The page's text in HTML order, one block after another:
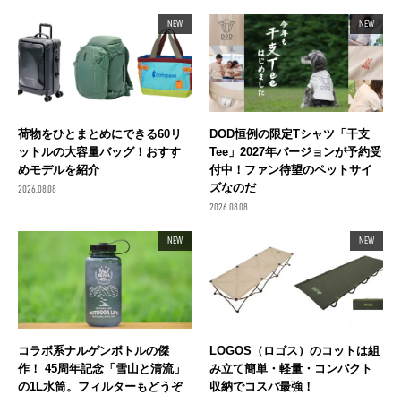
NEW
荷物をひとまとめにできる60リ
ットルの大容量バッグ！おすす
めモデルを紹介
2026.08.08
NEW
DOD恒例の限定Tシャツ「干支
Tee」2027年バージョンが予約受
付中！ファン待望のペットサイ
ズなのだ
2026.08.08
NEW
コラボ系ナルゲンボトルの傑
作！ 45周年記念「雪山と清流」
の1L水筒。フィルターもどうぞ
NEW
LOGOS（ロゴス）のコットは組
み立て簡単・軽量・コンパクト
収納でコスパ最強！